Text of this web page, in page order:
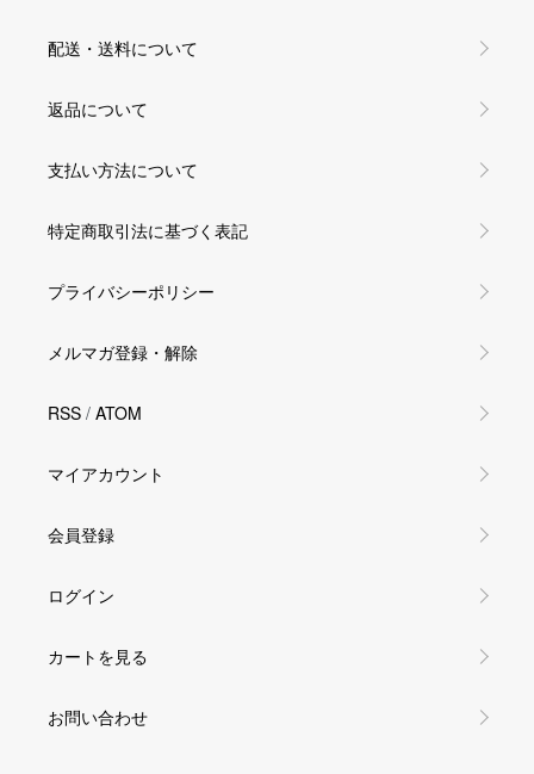
配送・送料について
返品について
支払い方法について
特定商取引法に基づく表記
プライバシーポリシー
メルマガ登録・解除
RSS / ATOM
マイアカウント
会員登録
ログイン
カートを見る
お問い合わせ